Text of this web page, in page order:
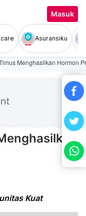
Masuk
Asuransiku
Menghasilkan Hormon
Kuat